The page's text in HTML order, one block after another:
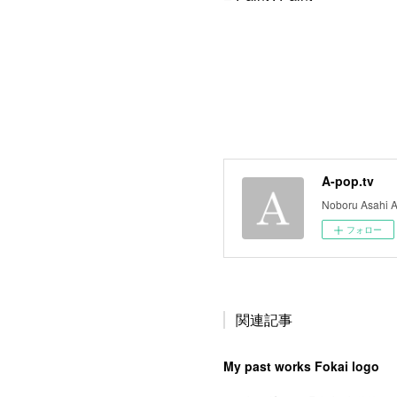
A-pop.tv
Noboru Asahi
フォロー
関連記事
My past works Fokai logo